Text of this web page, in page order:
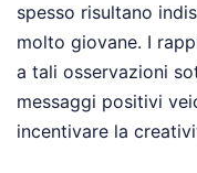
spesso risultano
molto giovane. I
a tali osservazioni
messaggi positivi
incentivare la